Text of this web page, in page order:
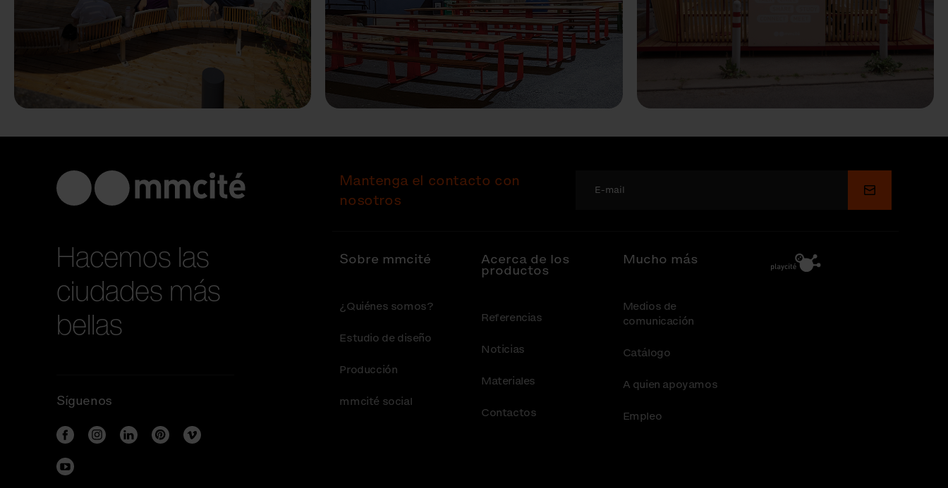
Hacemos las
ciudades más
bellas
Síguenos
Mantenga el contacto con
nosotros
Enviar
Sobre mmcité
¿Quiénes somos?
Estudio de diseño
Producción
mmcité social
Acerca de los
productos
Referencias
Noticias
Materiales
Contactos
Mucho más
Medios de
comunicación
Catálogo
A quien apoyamos
Empleo